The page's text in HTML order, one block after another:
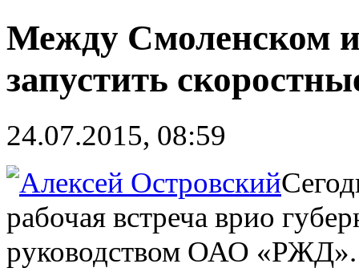
Между Смоленском
запустить
24.07.2015, 08:59
рабочая встреча врио
руководством ОАО «РЖД».